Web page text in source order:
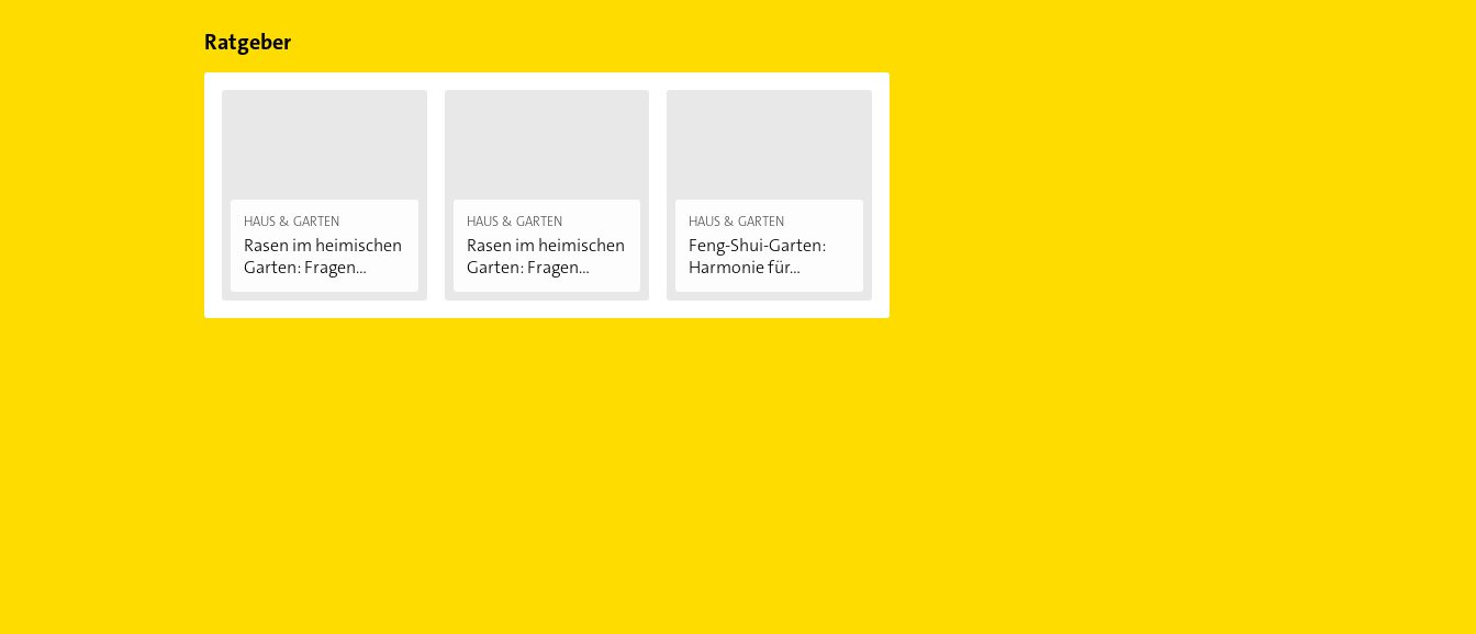
Ratgeber
HAUS & GARTEN
Rasen im heimischen
Garten: Fragen...
HAUS & GARTEN
Rasen im heimischen
Garten: Fragen...
HAUS & GARTEN
Feng-Shui-Garten:
Harmonie für...